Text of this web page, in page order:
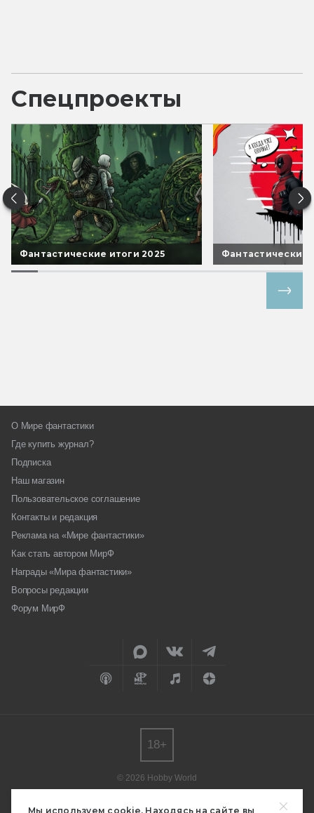
Мы используем cookie. Находясь на сайте вы
Спецпроекты
Фантастические итоги 2025 Фантастические
О Мире фантастики
Где купить журнал?
Подписка
Наш магазин
Пользовательское соглашение
Контакты и редакция
Реклама на «Мире фантастики»
Как стать автором МирФ
Награды «Мира фантастики»
Вопросы редакции
Форум МирФ
© 2026 Hobby World
редакции.
18+